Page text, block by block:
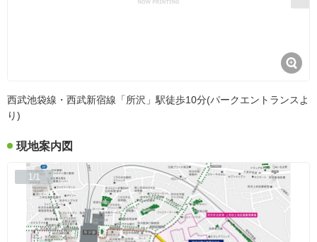
西武池袋線・西武新宿線「所沢」駅徒歩10分(パークエントランスよ
り)
現地案内図
1/1